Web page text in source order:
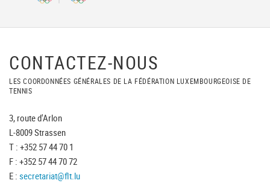
CONTACTEZ-NOUS
LES COORDONNÉES GÉNÉRALES DE LA FÉDÉRATION LUXEMBOURGEOISE DE
TENNIS
3, route d'Arlon
L-8009 Strassen
T : +352 57 44 70 1
F : +352 57 44 70 72
E : secretariat@flt.lu